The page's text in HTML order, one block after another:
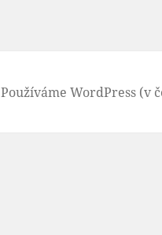
Používáme WordPress (v